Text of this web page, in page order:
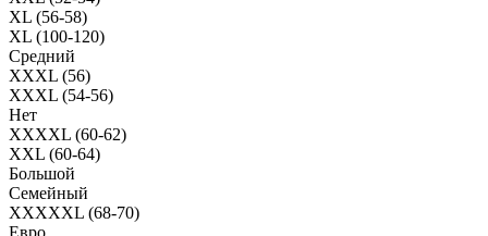
XL (56-58)
XL (100-120)
Средний
XXXL (56)
XXXL (54-56)
Нет
XXXXL (60-62)
XXL (60-64)
Большой
Семейный
XXXXXL (68-70)
Евро